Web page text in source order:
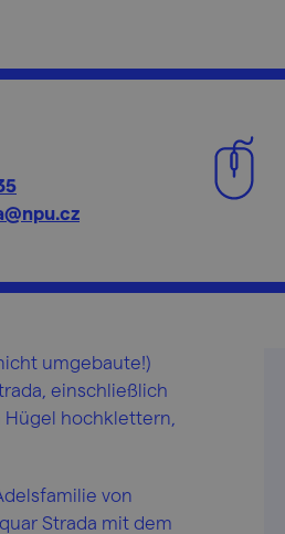
umgebaute!)
einschließlich
hochklettern,
von
Strada mit dem